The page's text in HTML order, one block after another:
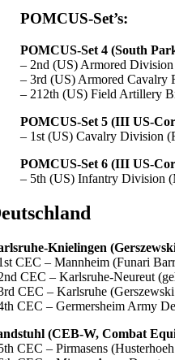
POMCUS-Set’s:
POMCUS-Set 4 (South
– 2nd (US) Armored
– 3rd (US) Armored Cavalry
– 212th (US) Field Artillery
POMCUS-Set 5 (III US-
– 1st (US) Cavalry Division
POMCUS-Set 6 (III US-
– 5th (US) Infantry Division
Knielingen
CEC – Mannheim (Funari
CEC – Karlsruhe-Neureut
CEC – Karlsruhe
CEC – Germersheim Army
(CEB-W, Combat
CEC – Pirmasens